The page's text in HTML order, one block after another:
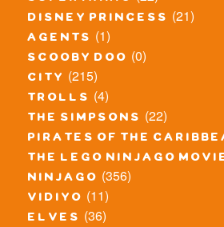
disney princess (21)
agents (1)
scooby doo (0)
city (215)
trolls (4)
the simpsons (22)
pirates of the
the lego ninjago
ninjago (356)
vidiyo (11)
elves (36)